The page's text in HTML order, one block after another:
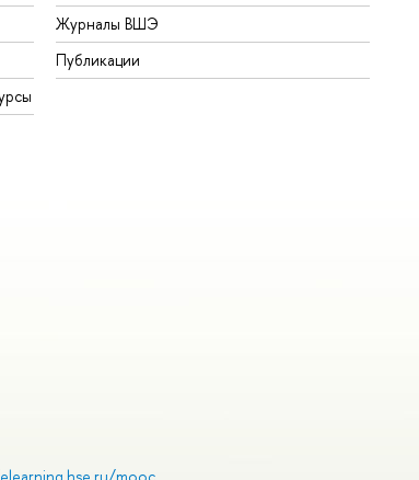
Журналы ВШЭ
Публикации